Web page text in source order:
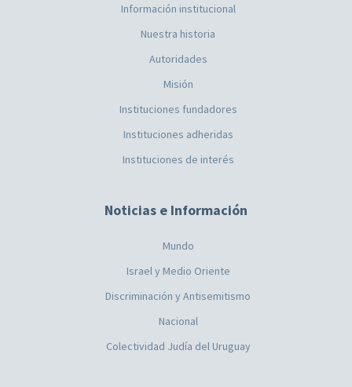
Información institucional
Nuestra historia
Autoridades
Misión
Instituciones fundadores
Instituciones adheridas
Instituciones de interés
Noticias e Información
Mundo
Israel y Medio Oriente
Discriminación y Antisemitismo
Nacional
Colectividad Judía del Uruguay